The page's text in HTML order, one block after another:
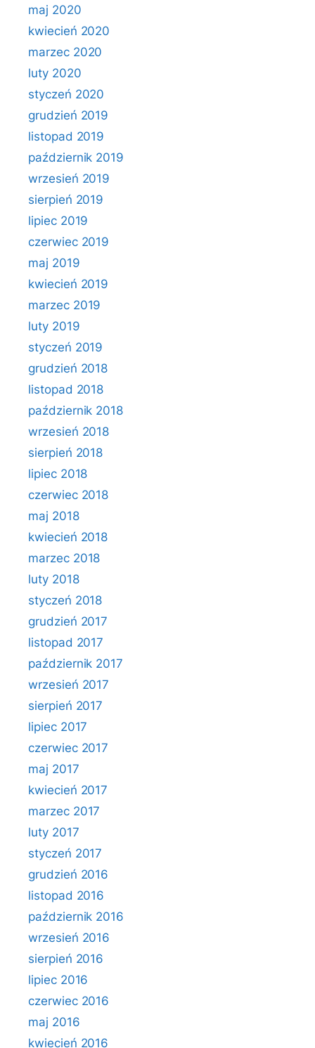
maj 2020
kwiecień 2020
marzec 2020
luty 2020
styczeń 2020
grudzień 2019
listopad 2019
październik 2019
wrzesień 2019
sierpień 2019
lipiec 2019
czerwiec 2019
maj 2019
kwiecień 2019
marzec 2019
luty 2019
styczeń 2019
grudzień 2018
listopad 2018
październik 2018
wrzesień 2018
sierpień 2018
lipiec 2018
czerwiec 2018
maj 2018
kwiecień 2018
marzec 2018
luty 2018
styczeń 2018
grudzień 2017
listopad 2017
październik 2017
wrzesień 2017
sierpień 2017
lipiec 2017
czerwiec 2017
maj 2017
kwiecień 2017
marzec 2017
luty 2017
styczeń 2017
grudzień 2016
listopad 2016
październik 2016
wrzesień 2016
sierpień 2016
lipiec 2016
czerwiec 2016
maj 2016
kwiecień 2016